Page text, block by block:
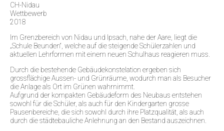
CH-Nidau
Wettbewerb
2018
Im Grenzbereich von Nidau und Ipsach, nahe der Aare, liegt die
„Schule Beunden“, welche auf die steigende Schülerzahlen und
aktuellen Lehrformen mit einem neuen Schulhaus reagieren muss.
Durch die bestehende Gebäudekonstelation ergeben sich
grossflächige Aussen- und Grünräume, wodurch man als Besucher
die Anlage als Ort im Grünen wahrnimmt.
Aufgrund der kompakten Gebäudeform des Neubaus entstehen
sowohl für die Schüler, als auch für den Kindergarten grosse
Pausenbereiche, die sich sowohl durch ihre Platzqualität, als auch
durch die städtebauliche Anlehnung an den Bestand auszeichnen.